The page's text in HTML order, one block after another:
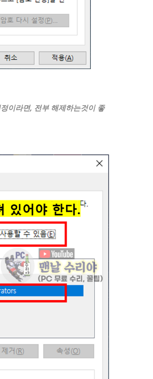
이라면, 전부 해제하는것이 좋